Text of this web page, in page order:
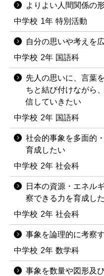
よりよい人間関係の
中学校 1年 特別活動
自分の思いや考えを
中学校 2年 国語科
先人の思いに、言葉
ちと結び付けながら
信していきたい
中学校 2年 国語科
社会的事象を多面的
育成したい
中学校 2年 社会科
日本の資源・エネル
察できる力を育成し
中学校 2年 社会科
事象を論理的に考察
中学校 2年 数学科
事象を数量や図形及